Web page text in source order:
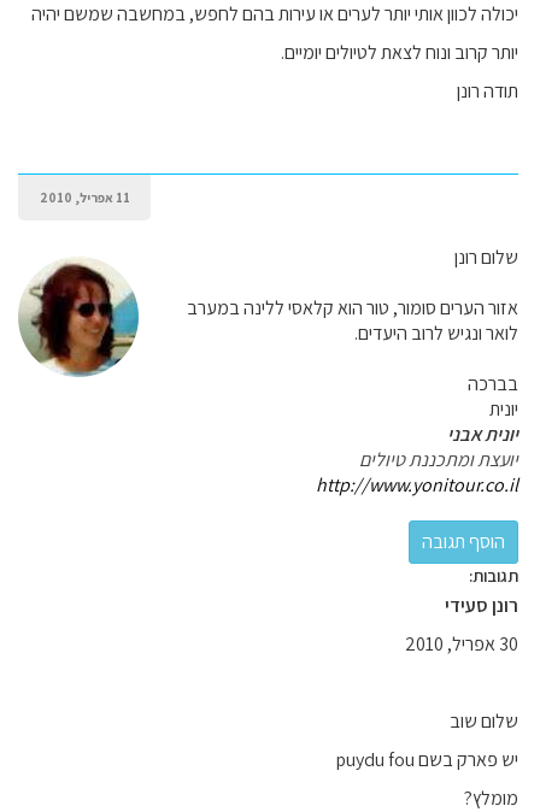
יכולה לכוון אותי יותר לערים או עירות בהם לחפש, במחשבה שמשם יהיה
יותר קרוב ונוח לצאת לטיולים יומיים.
תודה רונן
11 אפריל, 2010
שלום רונן
אזור הערים סומור, טור הוא קלאסי ללינה במערב
לואר ונגיש לרוב היעדים.
בברכה
יונית
יונית אבני
יועצת ומתכננת טיולים
http://www.yonitour.co.il
תגובות:
רונן סעידי
30 אפריל, 2010
שלום שוב
יש פארק בשם puydu fou
מומלץ?